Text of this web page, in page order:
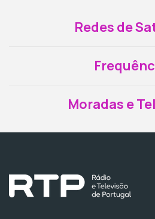
Redes de
Moradas e